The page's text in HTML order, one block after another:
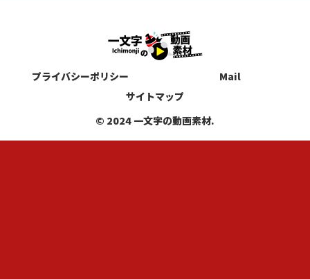
プライバシーポリシー
Mail
サイトマップ
© 2024 一文字の動画素材.